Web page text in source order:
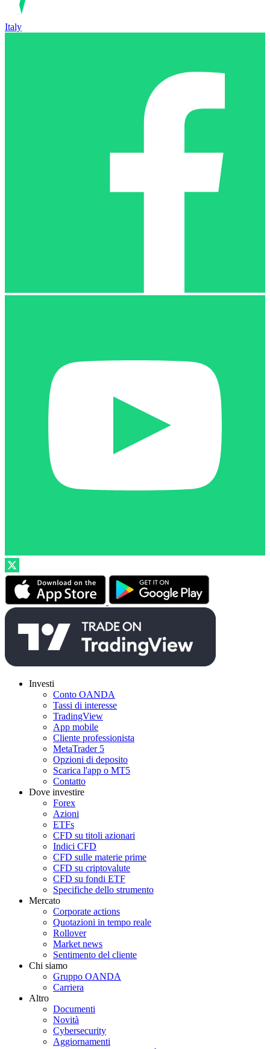
Italy
Investi
Conto OANDA
Tassi di interesse
TradingView
App mobile
Cliente professionista
MetaTrader 5
Opzioni di deposito
Scarica l'app o MT5
Contatto
Dove investire
Forex
Azioni
ETFs
CFD su titoli azionari
Indici CFD
CFD sulle materie prime
CFD su criptovalute
CFD su fondi ETF
Specifiche dello strumento
Mercato
Corporate actions
Quotazioni in tempo reale
Rollover
Market news
Sentimento del cliente
Chi siamo
Gruppo OANDA
Carriera
Altro
Documenti
Novità
Cybersecurity
Aggiornamenti